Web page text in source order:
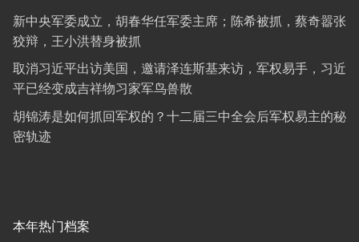
新中央军委成立，胡春华任军委主席；陈希被抓，蔡奇嚣张
狡辩，王小洪替身被抓
取消习近平出访美国，邀请泽连斯基来访，军权易手，习近
平已经变成吉祥物习家军鸟兽散
胡锦涛是如何抓回军权的？十二届三中全会后军权易主的秘
密轨迹
本年热门档案